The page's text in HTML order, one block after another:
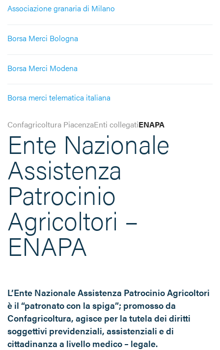
Associazione granaria di Milano
Borsa Merci Bologna
Borsa Merci Modena
Borsa merci telematica italiana
Confagricoltura PiacenzaEnti collegatiENAPA
Ente Nazionale
Assistenza
Patrocinio
Agricoltori –
ENAPA
L’Ente Nazionale Assistenza Patrocinio Agricoltori
è il “patronato con la spiga”; promosso da
Confagricoltura, agisce per la tutela dei diritti
soggettivi previdenziali, assistenziali e di
cittadinanza a livello medico – legale.